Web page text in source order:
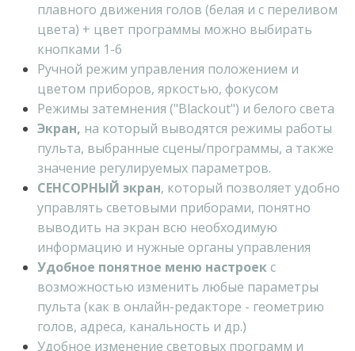
плавного движения голов (белая и с переливом
цвета) + цвет программы можно выбирать
кнопками 1-6
Ручной режим управления положением и
цветом приборов, яркостью, фокусом
Режимы затемнения ("Blackout") и белого света
Экран, на который выводятся режимы работы
пульта, выбранные сцены/программы, а также
значение регулируемых параметров.
СЕНСОРНЫЙ экран, который позволяет удобно
управлять световыми приборами, понятно
выводить на экран всю необходимую
информацию и нужные органы управления
Удобное понятное меню настроекс
возможностью изменить любые параметры
пульта (как в онлайн-редакторе - геометрию
голов, адреса, канальность и др.)
Удобное изменение световых программ и